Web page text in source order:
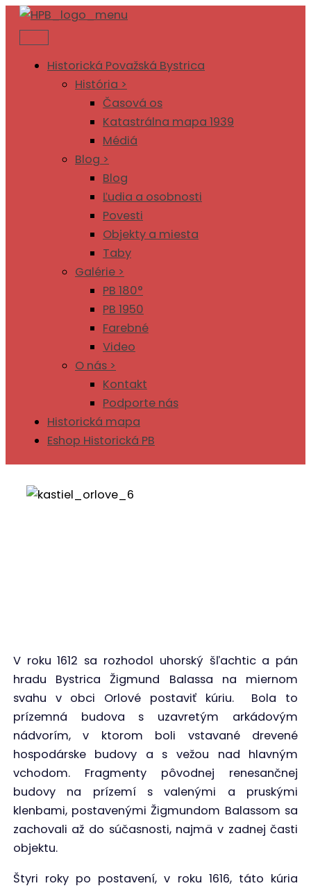
Preskočiť
Historická Považská Bystrica
História >
Časová os
Katastrálna mapa 1939
Médiá
Blog >
Blog
Ľudia a osobnosti
Povesti
Objekty a miesta
Taby
Galérie >
PB 180°
PB 1950
Farebné
Video
O nás >
Kontakt
Podporte nás
Historická mapa
Eshop Historická PB
V roku 1612 sa rozhodol uhorský šľachtic a pán
hradu Bystrica Žigmund Balassa na miernom
svahu v obci Orlové postaviť kúriu. Bola to
prízemná budova s uzavretým arkádovým
nádvorím, v ktorom boli vstavané drevené
hospodárske budovy a s vežou nad hlavným
vchodom. Fragmenty pôvodnej renesančnej
budovy na prízemí s valenými a pruskými
klenbami, postavenými Žigmundom Balassom sa
zachovali až do súčasnosti, najmä v zadnej časti
objektu.
Štyri roky po postavení, v roku 1616, táto kúria